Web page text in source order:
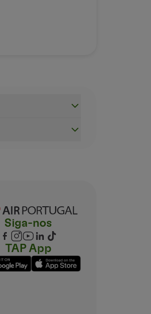
ao bilhete do Cliente TAP
connosco através
Siga-nos
TAP App